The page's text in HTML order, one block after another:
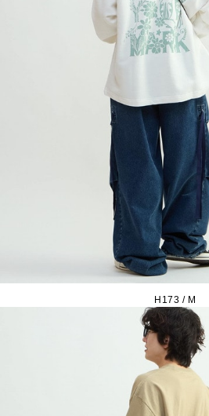
H173 / M